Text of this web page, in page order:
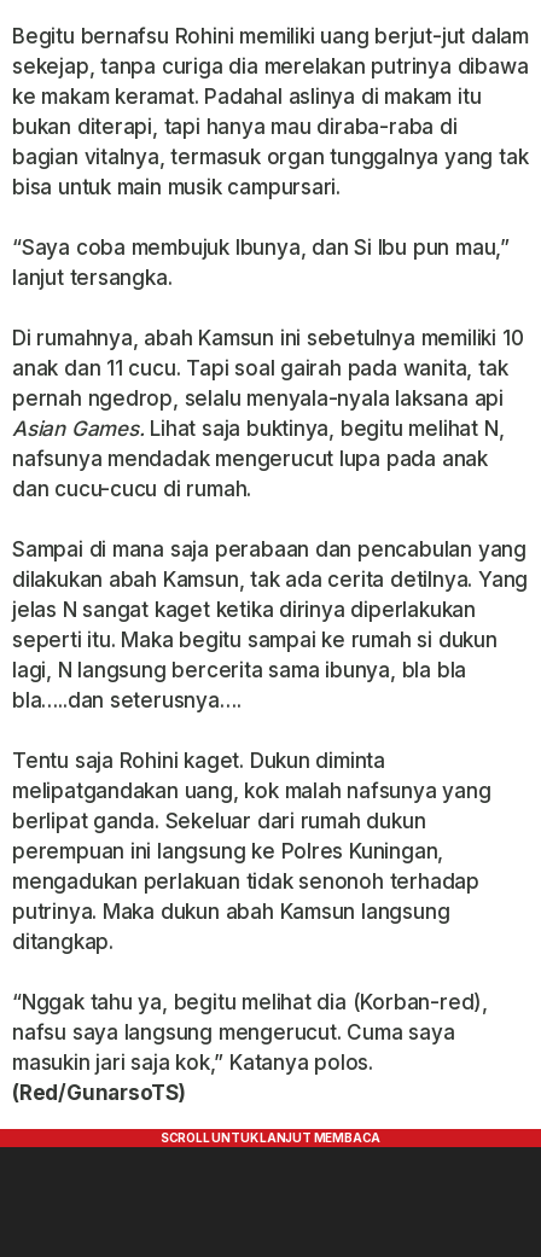
Begitu bernafsu Rohini memiliki uang berjut-jut dalam
sekejap, tanpa curiga dia merelakan putrinya dibawa
ke makam keramat. Padahal aslinya di makam itu
bukan diterapi, tapi hanya mau diraba-raba di
bagian vitalnya, termasuk organ tunggalnya yang tak
bisa untuk main musik campursari.
“Saya coba membujuk Ibunya, dan Si Ibu pun mau,”
lanjut tersangka.
Di rumahnya, abah Kamsun ini sebetulnya memiliki 10
anak dan 11 cucu. Tapi soal gairah pada wanita, tak
pernah ngedrop, selalu menyala-nyala laksana api
Asian Games. Lihat saja buktinya, begitu melihat N,
nafsunya mendadak mengerucut lupa pada anak
dan cucu-cucu di rumah.
Sampai di mana saja perabaan dan pencabulan yang
dilakukan abah Kamsun, tak ada cerita detilnya. Yang
jelas N sangat kaget ketika dirinya diperlakukan
seperti itu. Maka begitu sampai ke rumah si dukun
lagi, N langsung bercerita sama ibunya, bla bla
bla…..dan seterusnya….
Tentu saja Rohini kaget. Dukun diminta
melipatgandakan uang, kok malah nafsunya yang
berlipat ganda. Sekeluar dari rumah dukun
perempuan ini langsung ke Polres Kuningan,
mengadukan perlakuan tidak senonoh terhadap
putrinya. Maka dukun abah Kamsun langsung
ditangkap.
“Nggak tahu ya, begitu melihat dia (Korban-red),
nafsu saya langsung mengerucut. Cuma saya
masukin jari saja kok,” Katanya polos.
(Red/GunarsoTS)